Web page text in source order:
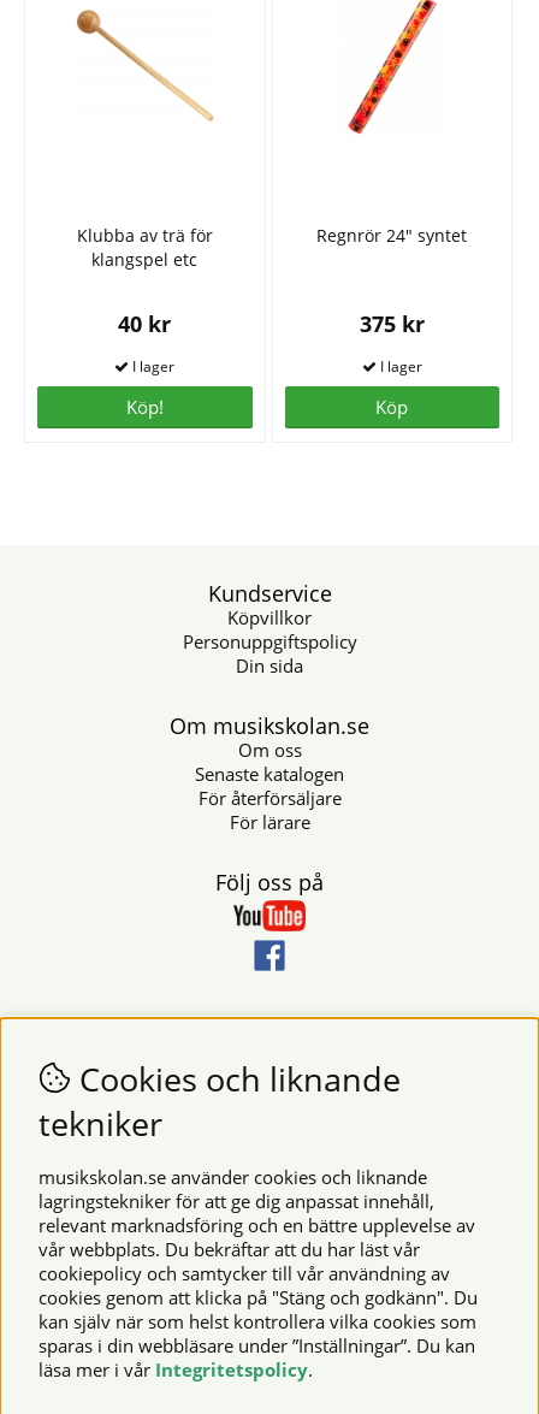
Klubba av trä för
klangspel etc
40 kr
Köp!
Regnrör 24" syntet
375 kr
Köp
Kundservice
Köpvillkor
Personuppgiftspolicy
Din sida
Om musikskolan.se
Om oss
Senaste katalogen
För återförsäljare
För lärare
Följ oss på
Nyhetsbrev
Vill du få nyheter och erbjudanden från oss? Fyll då i din e-
postadress i fältet nedan.
Säkra betalningar
© 2026 Musikskolan. Vi använder cookies -läs mer här
Cookies och liknande
tekniker
musikskolan.se använder cookies och liknande
lagringstekniker för att ge dig anpassat innehåll,
relevant marknadsföring och en bättre upplevelse av
vår webbplats. Du bekräftar att du har läst vår
cookiepolicy och samtycker till vår användning av
cookies genom att klicka på "Stäng och godkänn". Du
kan själv när som helst kontrollera vilka cookies som
sparas i din webbläsare under ”Inställningar”. Du kan
läsa mer i vår Integritetspolicy.